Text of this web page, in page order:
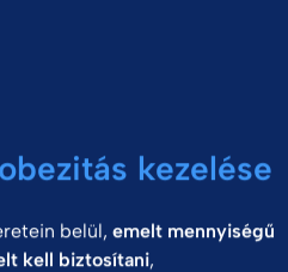
kezelése
belül, emelt mennyiségű
kell biztosítani,